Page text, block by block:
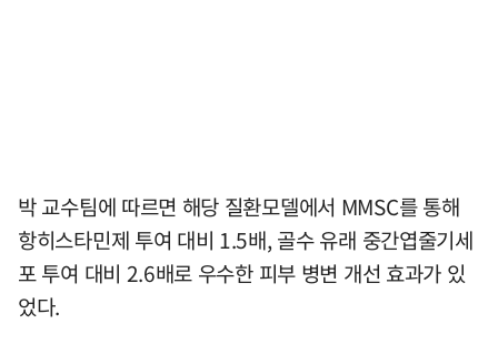
박 교수팀에 따르면 해당 질환모델에서 MMSC를 통해
항히스타민제 투여 대비 1.5배, 골수 유래 중간엽줄기세
포 투여 대비 2.6배로 우수한 피부 병변 개선 효과가 있
었다.